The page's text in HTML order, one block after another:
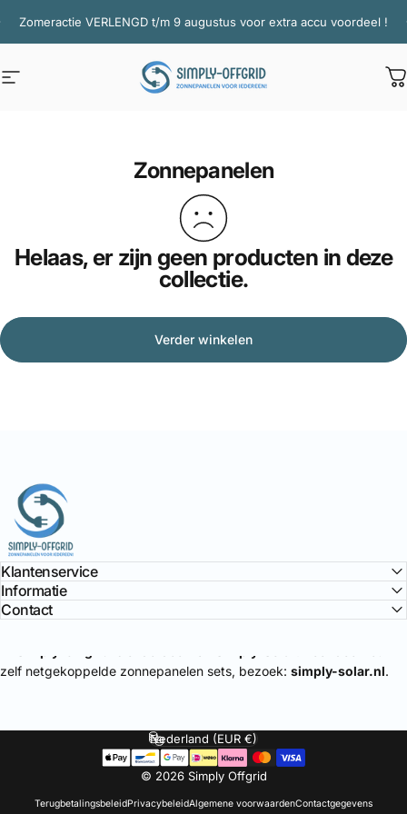
Zomeractie VERLENGD t/m 9 augustus voor extra accu voordeel !
Site navigatie Simply Offgrid
Zonnepanelen
Helaas, er zijn geen producten in deze
collectie.
Verder winkelen
Simply Offgrid
Klantenservice
Informatie
Contact
zelf netgekoppelde zonnepanelen sets, bezoek: simply-solar.nl.
© 2026 Simply Offgrid
TerugbetalingsbeleidPrivacybeleidAlgemene voorwaardenContactgegevens
Land/regio
Nederland (EUR €)